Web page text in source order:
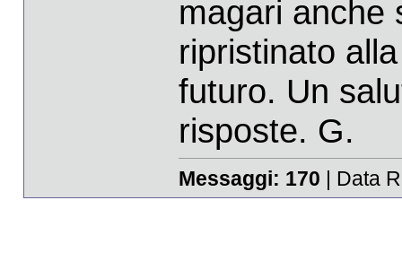
magari anche
ripristinato
futuro. Un
risposte. G.
Messaggi: 170 | Data